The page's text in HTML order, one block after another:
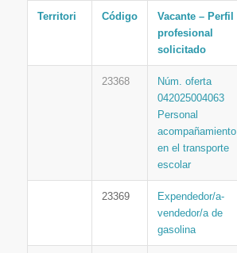
Territori Código
Vacante – Perfil
profesional
solicitado
23368
Núm. oferta
042025004063
Personal
acompañamiento
en el transporte
escolar
23369
Expendedor/a-
vendedor/a de
gasolina